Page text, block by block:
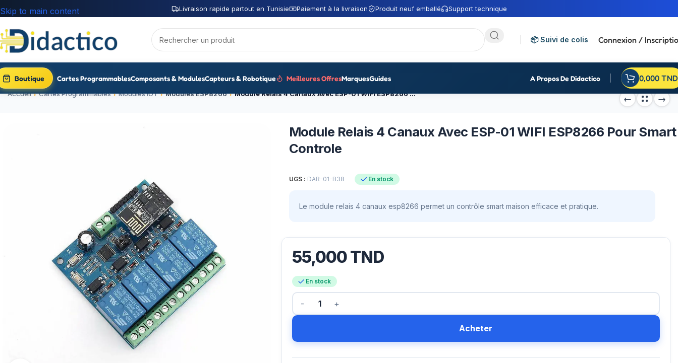
Livraison rapide partout en Tunisie Paiement à la livraison Produit neuf emballé Support technique
Skip to main content
📦 Suivi de colis Connexion /
Boutique Cartes ProgrammablesComposants & ModulesCapteurs & Robotique Meilleures OffresMarquesGuides A Propos De Didactico 0,000 TND
Accueil Cartes Programmables Modules IOT Modules ESP8266 Module Relais 4 Canaux Avec ESP-01 WIFI ESP8266 Pour Smart Controle
Module Relais 4 Canaux Avec ESP-01 WIFI ESP8266 Pour Smart
Controle
UGS : DAR-01-B38 En stock
Le module relais 4 canaux esp8266 permet un contrôle smart maison efficace et pratique.
55,000TND
En stock
Acheter